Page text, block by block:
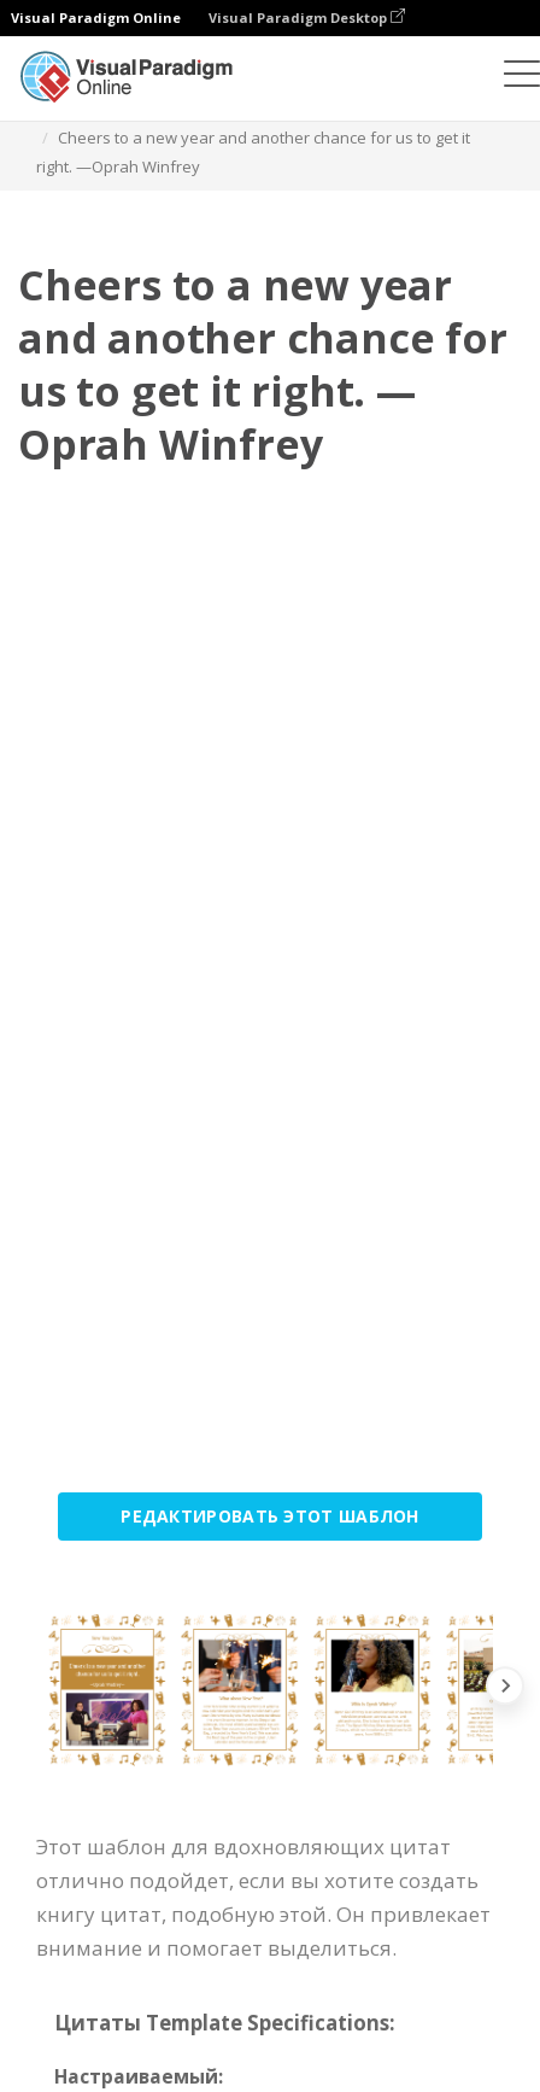
Visual Paradigm Online Visual Paradigm Desktop
Cheers to a new year and another chance for us to get it
right. —Oprah Winfrey
Cheers to a new year
and another chance for
us to get it right. —
Oprah Winfrey
РЕДАКТИРОВАТЬ ЭТОТ ШАБЛОН
Этот шаблон для вдохновляющих цитат
отлично подойдет, если вы хотите создать
книгу цитат, подобную этой. Он привлекает
внимание и помогает выделиться.
Цитаты Template Specifications:
Настраиваемый: